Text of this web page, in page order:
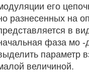
его
разнесенных на
в
фаза мо -
параметр
величиной.